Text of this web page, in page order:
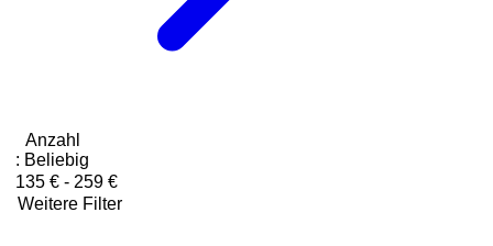
Anzahl
: Beliebig
135 € - 259 €
Weitere Filter